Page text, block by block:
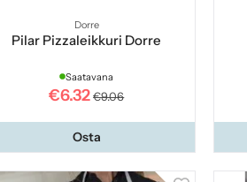
Dorre
Pilar Pizzaleikkuri Dorre
Saatavana
€6.32 €9.06
Osta